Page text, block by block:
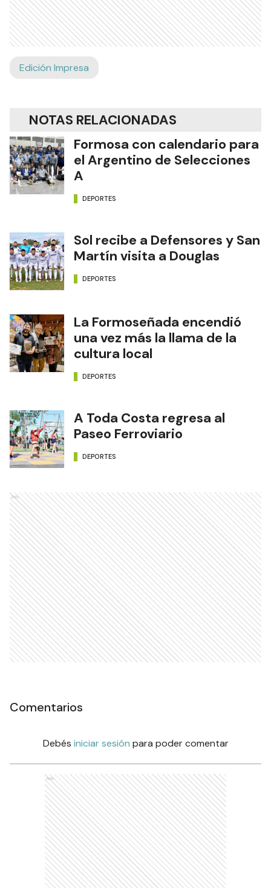
Edición Impresa
NOTAS RELACIONADAS
Formosa con calendario para
el Argentino de Selecciones
A
DEPORTES
Sol recibe a Defensores y San
Martín visita a Douglas
DEPORTES
La Formoseñada encendió
una vez más la llama de la
cultura local
DEPORTES
A Toda Costa regresa al
Paseo Ferroviario
DEPORTES
Ads
Comentarios
Debés iniciar sesión para poder comentar
Ads